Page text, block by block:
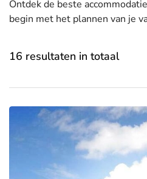
Ontdek de beste
begin met het plannen van je
16 resultaten in totaal